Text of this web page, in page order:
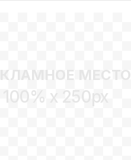
МЕСТО
100% x 250px